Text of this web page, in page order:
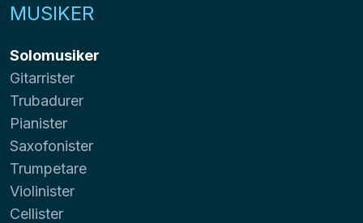
MUSIKER
Solomusiker
Gitarrister
Trubadurer
Pianister
Saxofonister
Trumpetare
Violinister
Cellister